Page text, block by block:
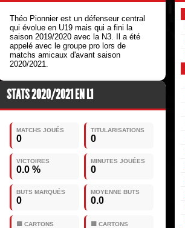
Théo Pionnier est un défenseur central
qui évolue en U19 mais qui a fini la
saison 2019/2020 avec la N3. Il a été
appelé avec le groupe pro lors de
matchs amicaux d'avant saison
2020/2021.
STATS 2020/2021 EN L1
MATCHS JOUÉS
0
TITULARISATIONS
0
VICTOIRES
0.0 %
MINUTES JOUÉES
0
BUTS MARQUÉS
0
MOYENNE BUTS
0.0
🟨 CARTONS
🟥 CARTONS